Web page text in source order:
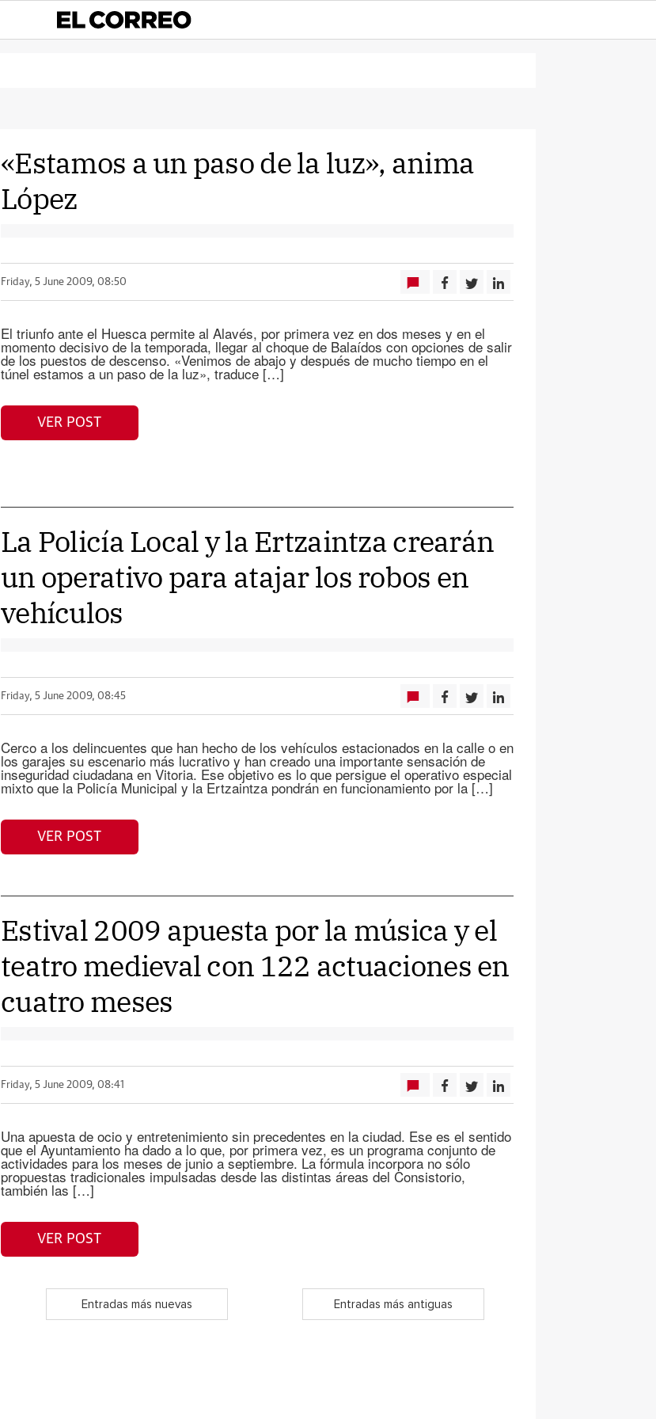
«Estamos a un paso de la luz», anima
López
Friday, 5 June 2009, 08:50
El triunfo ante el Huesca permite al Alavés, por primera vez en dos meses y en el
momento decisivo de la temporada, llegar al choque de Balaídos con opciones de salir
de los puestos de descenso. «Venimos de abajo y después de mucho tiempo en el
túnel estamos a un paso de la luz», traduce […]
VER POST
La Policía Local y la Ertzaintza crearán
un operativo para atajar los robos en
vehículos
Friday, 5 June 2009, 08:45
Cerco a los delincuentes que han hecho de los vehículos estacionados en la calle o en
los garajes su escenario más lucrativo y han creado una importante sensación de
inseguridad ciudadana en Vitoria. Ese objetivo es lo que persigue el operativo especial
mixto que la Policía Municipal y la Ertzaintza pondrán en funcionamiento por la […]
VER POST
Estival 2009 apuesta por la música y el
teatro medieval con 122 actuaciones en
cuatro meses
Friday, 5 June 2009, 08:41
Una apuesta de ocio y entretenimiento sin precedentes en la ciudad. Ese es el sentido
que el Ayuntamiento ha dado a lo que, por primera vez, es un programa conjunto de
actividades para los meses de junio a septiembre. La fórmula incorpora no sólo
propuestas tradicionales impulsadas desde las distintas áreas del Consistorio,
también las […]
VER POST
Entradas más nuevas Entradas más antiguas